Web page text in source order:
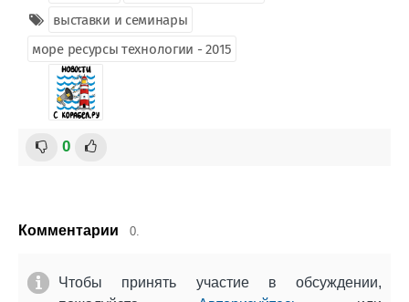
выставки и семинары
море ресурсы технологии - 2015
0
Комментарии 0.
Чтобы принять участие в обсуждении,